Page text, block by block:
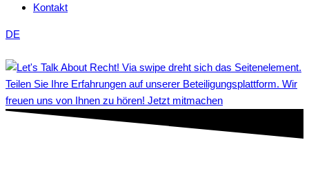
Kontakt
DE
Teilen Sie Ihre Erfahrungen auf unserer Beteiligungsplattform. Wir
freuen uns von Ihnen zu hören! Jetzt mitmachen